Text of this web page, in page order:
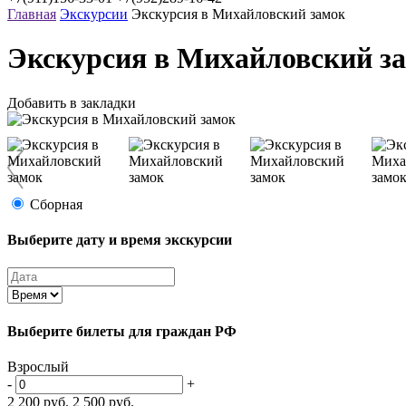
Главная Экскурсии Экскурсия в Михайловский замок
Экскурсия в Михайловский
Добавить в закладки
Сборная
Выберите дату и время экскурсии
Выберите билеты для граждан РФ
Взрослый
-
+
2 200 руб. 2 500 руб.